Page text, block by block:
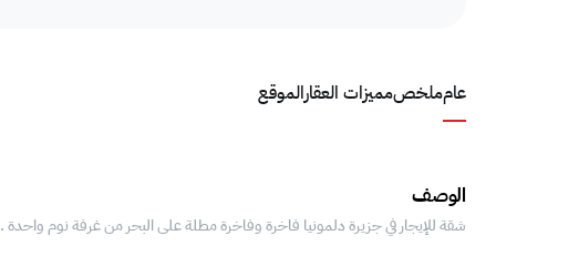
عامملخصمميزات العقارالموقع
الوصف
شقة للإيجار في جزيرة دلمونيا فاخرة وفاخرة مطلة على البحر من غرفة نوم واحدة .